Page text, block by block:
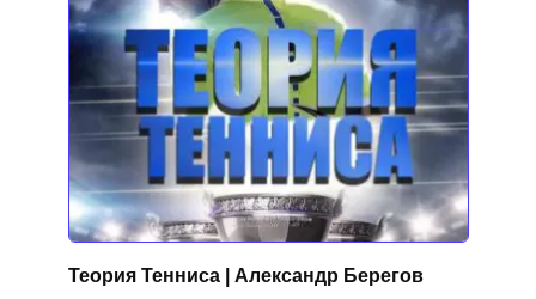
Теория Тенниса | Александр Берегов